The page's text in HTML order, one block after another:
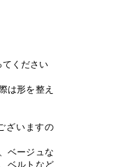
てください
は形を整え
ざいますの
ベージュな
ベルトなど